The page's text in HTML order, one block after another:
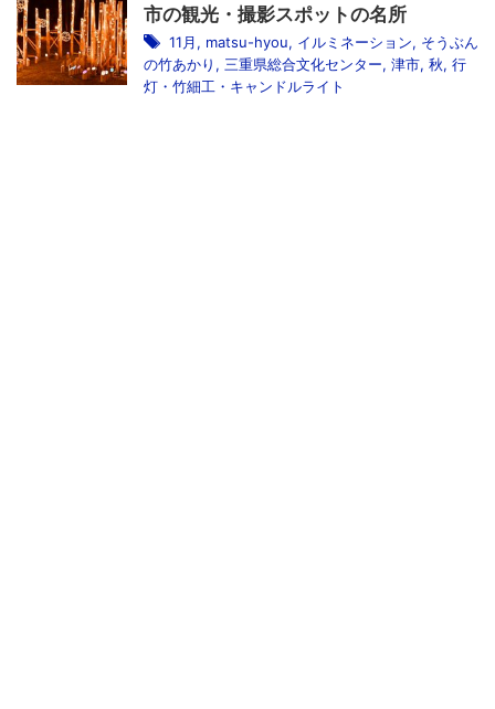
市の観光・撮影スポットの名所
11月, matsu-hyou, イルミネーション, そうぶん
の竹あかり , 三重県総合文化センター, 津市, 秋, 行
灯・竹細工・キャンドルライト